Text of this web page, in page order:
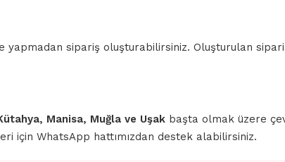
sipariş oluşturabilirsiniz. Oluşturulan
Manisa, Muğla ve Uşak başta olmak üzere
için WhatsApp hattımızdan destek alabilirsiniz.